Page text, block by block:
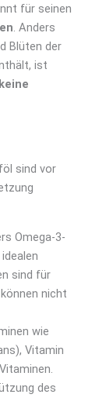
für seinen
. Anders
Blüten der
ist
keine
sind vor
Omega-3-
sind für
nicht
wie
Vitamin
des